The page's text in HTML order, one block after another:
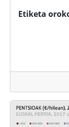
Etiketa